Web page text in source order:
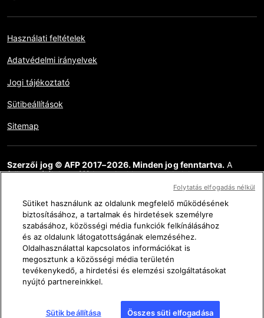
Használati feltételek
Adatvédelmi irányelvek
Jogi tájékoztató
Sütibeállítások
Sitemap
Szerzői jog © AFP 2017–2026. Minden jog fenntartva. A
felhasználók hozzáférhetnek ehhez a webhelyhez,
megtekinthetik azt, és használhatják az elérhető megosztási
funkciókat is, de kizárólag csak személyes, magán és nem
kereskedelmi célokra. Bármely egyéb felhasználás, különösen a
weboldal tartalmának bármilyen sokszorosítása, közlése vagy
terjesztése, részlegesen vagy teljesen, bármilyen más célra és /
vagy bármilyen más eszközzel, az AFP-vel megkötött külön
licencszerződés nélkül szigorúan tilos. Az AFP Ténykérdés
linkjein keresztül ábrázolt vagy mellékelt anyagot olyan
mértékben közöljük, amely az érintett információk
ellenőrzésének helyes megértéséhez szükséges. Az AFP nem
szerzett semmilyen jogot a harmadik fél tartalmának szerzőitől
vagy szerzői jogainak tulajdonosaitól, és ezzel kapcsolatban
Sütiket használunk az oldalunk megfelelő működésének
biztosításához, a tartalmak és hirdetések személyre
szabásához, közösségi média funkciók felkínálásához
és az oldalunk látogatottságának elemzéséhez.
Oldalhasználattal kapcsolatos információkat is
megosztunk a közösségi média területén
tevékenykedő, a hirdetési és elemzési szolgáltatásokat
nyújtó partnereinkkel.
Sütik beállítása Összes süti elfogadása
Folytatás elfogadás nélkül